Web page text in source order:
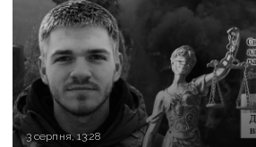
3 серпня, 13:28